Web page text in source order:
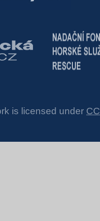
is licensed under